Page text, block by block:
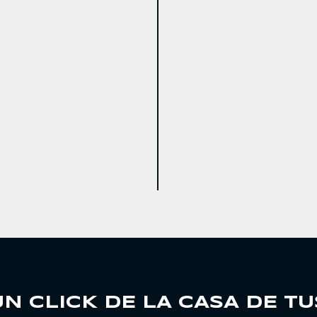
CLICK DE LA CASA DE